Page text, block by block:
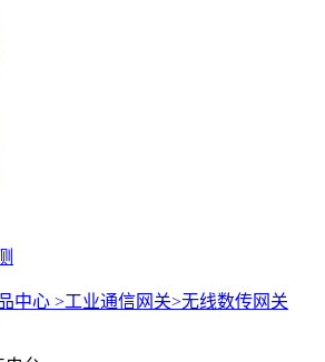
中心 >工业通信网关>无线数传网关